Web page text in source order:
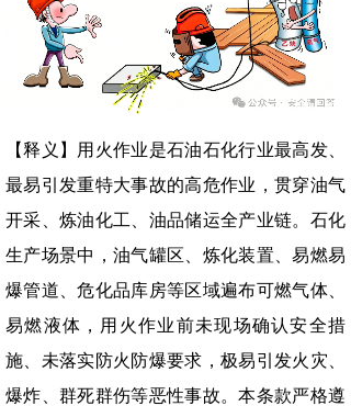
【释义】用火作业是石油石化行业最高发、
最易引发重特大事故的高危作业，贯穿油气
开采、炼油化工、油品储运全产业链。石化
生产场景中，油气罐区、炼化装置、易燃易
爆管道、危化品库房等区域遍布可燃气体、
易燃液体，用火作业前未现场确认安全措
施、未落实防火防爆要求，极易引发火灾、
爆炸、群死群伤等恶性事故。本条款严格遵